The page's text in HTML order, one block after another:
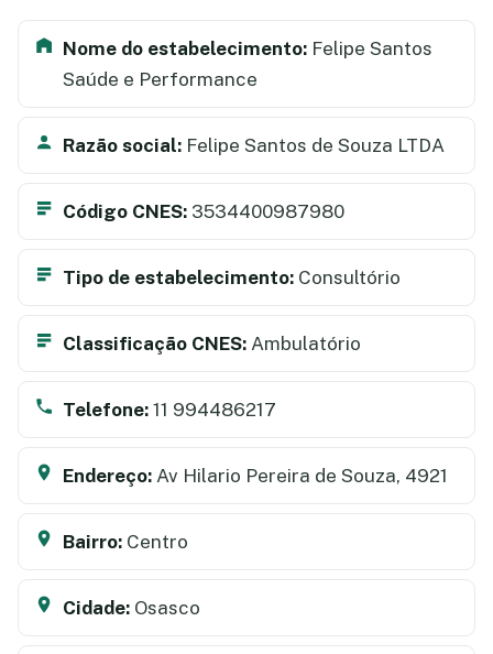
Nome do estabelecimento: Felipe Santos
Saúde e Performance
Razão social: Felipe Santos de Souza LTDA
Código CNES: 3534400987980
Tipo de estabelecimento: Consultório
Classificação CNES: Ambulatório
Telefone: 11 994486217
Endereço: Av Hilario Pereira de Souza, 4921
Bairro: Centro
Cidade: Osasco